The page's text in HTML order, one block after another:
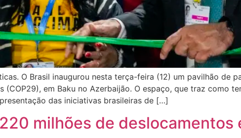
O Brasil inaugurou nesta terça-feira (12) um pavilhão de
em Baku no Azerbaijão. O espaço, que traz como
das iniciativas brasileiras de […]
milhões de deslocamentos